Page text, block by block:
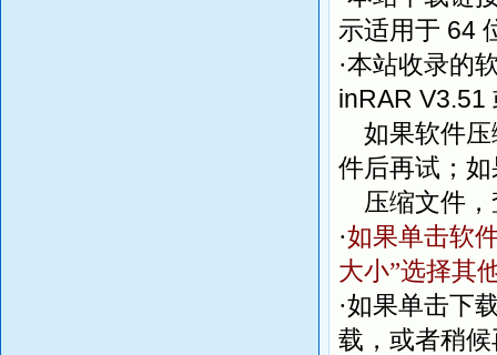
示适用于 64
·本站收录的
inRAR V3.51
如果软件压
件后再试；
压缩文件，
·如果单击软
大小”选择其
·如果单击下
载，或者稍